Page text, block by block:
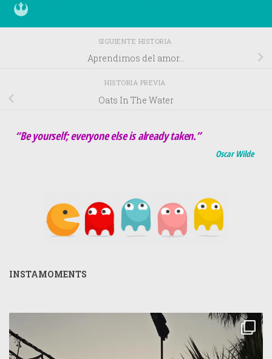
SIGUIENTE HISTORIA
Aprendimos del amor…
HISTORIA PREVIA
Oats In The Water
“Be yourself; everyone else is already taken.”
Oscar Wilde
INSTAMOMENTS